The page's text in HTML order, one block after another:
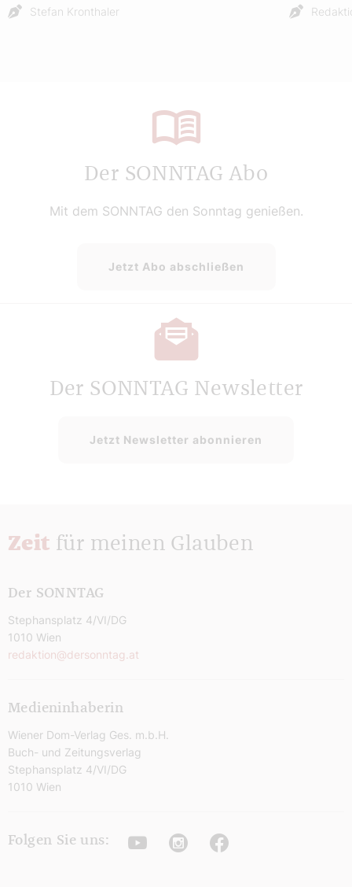
Stefan Kronthaler
Der SONNTAG Abo
Mit dem SONNTAG den Sonntag genießen.
Jetzt Abo abschließen
Der SONNTAG Newsletter
Jetzt Newsletter abonnieren
Zeit für meinen Glauben
Der SONNTAG
Stephansplatz 4/VI/DG
1010 Wien
redaktion@dersonntag.at
Medieninhaberin
Wiener Dom-Verlag Ges. m.b.H.
Buch- und Zeitungsverlag
Stephansplatz 4/VI/DG
1010 Wien
Folgen Sie uns: YoutubeInstagramFacebook